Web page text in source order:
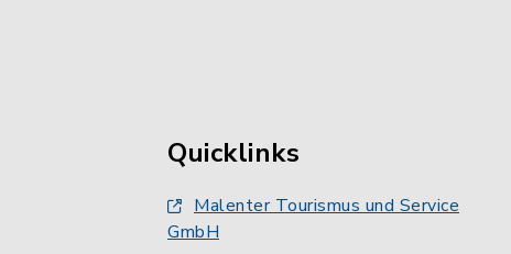
Quicklinks
Malenter Tourismus und Service
GmbH